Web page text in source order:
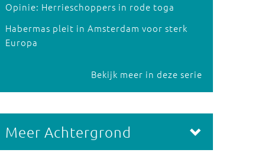
Opinie: Herrieschoppers in rode toga
Habermas pleit in Amsterdam voor sterk
Europa
Bekijk meer in deze serie
Meer Achtergrond